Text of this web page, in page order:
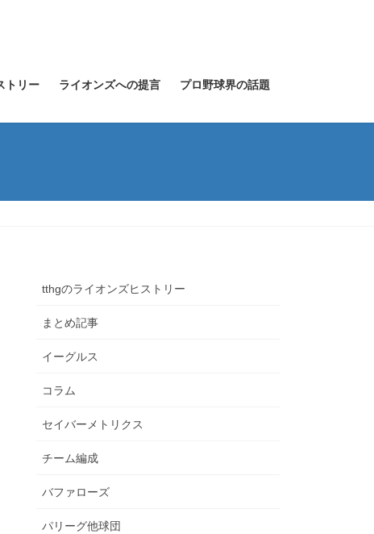
トリー ライオンズへの提言 プロ野球界の話題
tthgのライオンズヒストリー
まとめ記事
イーグルス
コラム
セイバーメトリクス
チーム編成
バファローズ
パリーグ他球団